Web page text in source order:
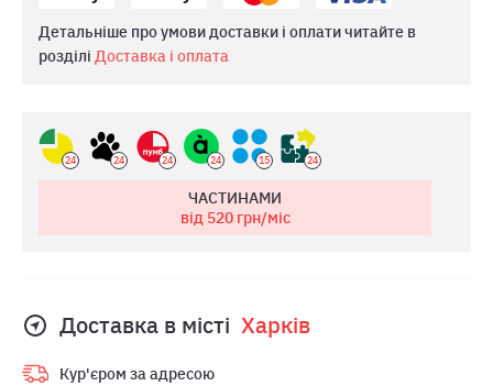
Детальніше про умови доставки і оплати читайте в
розділі Доставка і оплата
24 24 24 24 15 24
ЧАСТИНАМИ
від 520грн/міс
Доставка в місті Харкiв
Кур'єром за адресою